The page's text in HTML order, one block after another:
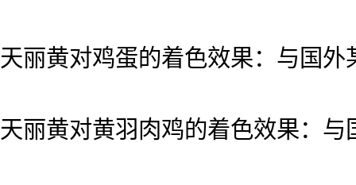
天丽黄对鸡蛋的着色效果：与国
天丽黄对黄羽肉鸡的着色效果：